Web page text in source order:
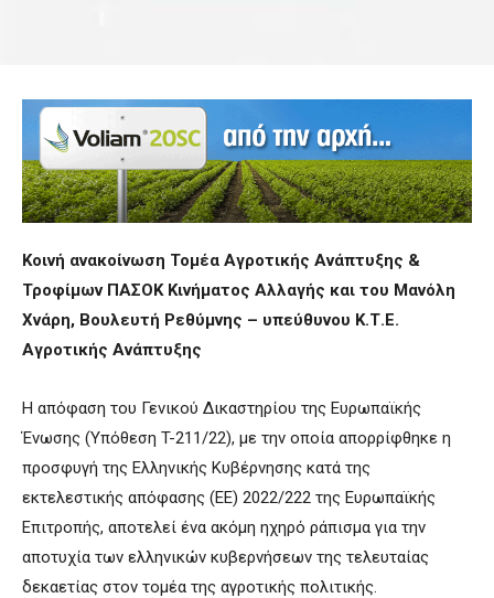
Κοινή ανακοίνωση Τομέα Αγροτικής Ανάπτυξης &
Τροφίμων ΠΑΣΟΚ Κινήματος Αλλαγής και του Μανόλη
Χνάρη, Βουλευτή Ρεθύμνης – υπεύθυνου Κ.Τ.Ε.
Αγροτικής Ανάπτυξης
Η απόφαση του Γενικού Δικαστηρίου της Ευρωπαϊκής
Ένωσης (Υπόθεση T-211/22), με την οποία απορρίφθηκε η
προσφυγή της Ελληνικής Κυβέρνησης κατά της
εκτελεστικής απόφασης (ΕΕ) 2022/222 της Ευρωπαϊκής
Επιτροπής, αποτελεί ένα ακόμη ηχηρό ράπισμα για την
αποτυχία των ελληνικών κυβερνήσεων της τελευταίας
δεκαετίας στον τομέα της αγροτικής πολιτικής.